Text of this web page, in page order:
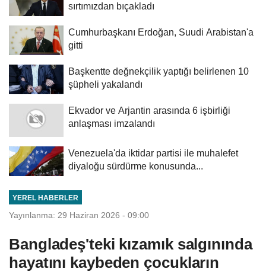
sırtımızdan bıçakladı
Cumhurbaşkanı Erdoğan, Suudi Arabistan'a
gitti
Başkentte değnekçilik yaptığı belirlenen 10
şüpheli yakalandı
Ekvador ve Arjantin arasında 6 işbirliği
anlaşması imzalandı
Venezuela'da iktidar partisi ile muhalefet
diyaloğu sürdürme konusunda...
YEREL HABERLER
Yayınlanma: 29 Haziran 2026 - 09:00
Bangladeş'teki kızamık salgınında
hayatını kaybeden çocukların